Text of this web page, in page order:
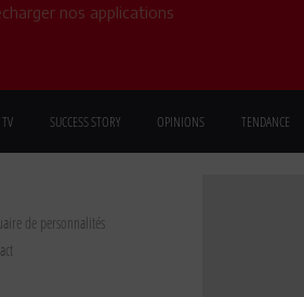
nos applications
SUCCESS STORY OPINIONS TENDANCE
de personnalités